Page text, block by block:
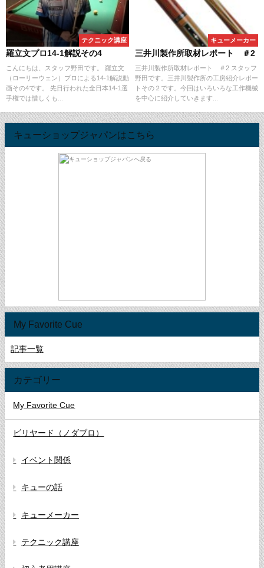
テクニック講座
羅立文プロ14-1解説その4
こんにちは、スタッフ野田です。 羅立文
（ローリーウェン）プロによる14-1解説動
画その4です。 先日行われた全日本14-1選
手権では惜しくも...
キューメーカー
三井川製作所取材レポート ＃2
三井川製作所取材レポート ＃2 スタッフ
野田です。三井川製作所の工房紹介レポー
トその２です。今回はいろいろな工作機械
を中心に紹介していきます...
キューショップジャパンはこちら
My Favorite Cue
記事一覧
カテゴリー
My Favorite Cue
ビリヤード（ノダブロ）
イベント関係
キューの話
キューメーカー
テクニック講座